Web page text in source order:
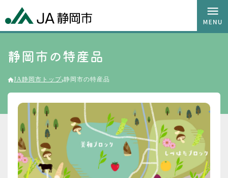
静岡市の特産品
JA静岡市トップ 静岡市の特産品